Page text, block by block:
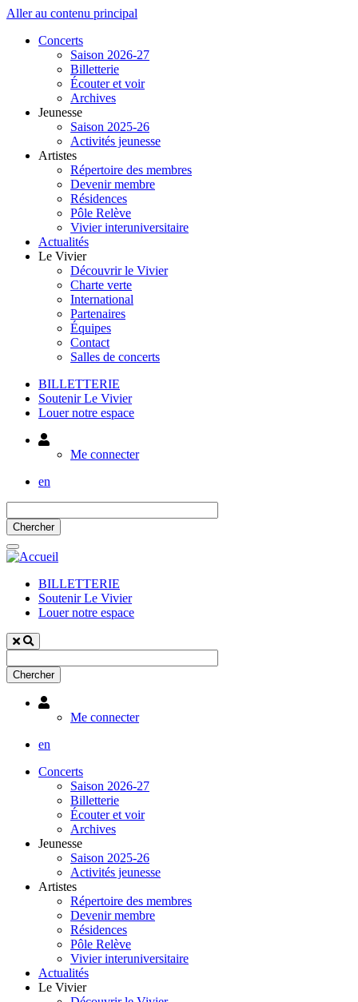
Aller au contenu principal
Concerts
Saison 2026-27
Billetterie
Écouter et voir
Archives
Jeunesse
Saison 2025-26
Activités jeunesse
Artistes
Répertoire des membres
Devenir membre
Résidences
Pôle Relève
Vivier interuniversitaire
Actualités
Le Vivier
Découvrir le Vivier
Charte verte
International
Partenaires
Équipes
Contact
Salles de concerts
BILLETTERIE
Soutenir Le Vivier
Louer notre espace
Utilisateur
Me connecter
en
BILLETTERIE
Soutenir Le Vivier
Louer notre espace
Utilisateur
Me connecter
en
Concerts
Saison 2026-27
Billetterie
Écouter et voir
Archives
Jeunesse
Saison 2025-26
Activités jeunesse
Artistes
Répertoire des membres
Devenir membre
Résidences
Pôle Relève
Vivier interuniversitaire
Actualités
Le Vivier